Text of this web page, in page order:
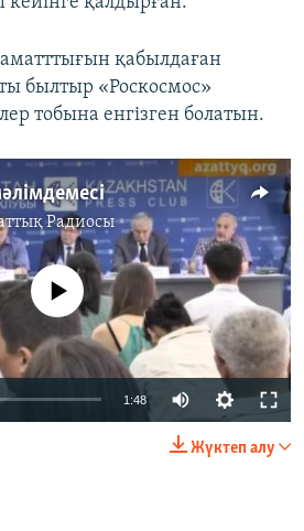
қабылдаған
былтыр «Роскосмос»
тобына енгізген болатын.
Радиосы
currently available
1:48
Жүктеп алу